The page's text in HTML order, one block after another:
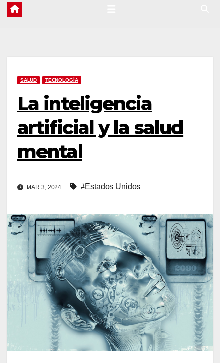
SALUD TECNOLOGÍA
La inteligencia
artificial y la salud
mental
MAR 3, 2024 #Estados Unidos